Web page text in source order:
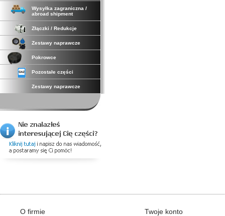
Wysyłka zagraniczna /
abroad shipment
Złączki / Redukcje
Zestawy naprawcze
Pokrowce
Pozostałe części
Zestawy naprawcze
O firmie Twoje konto